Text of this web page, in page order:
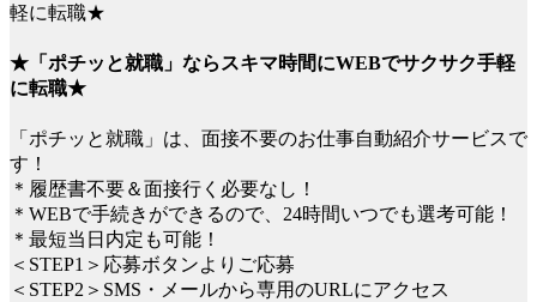
★「ポチッと就職」ならスキマ時間にWEBでサクサク手軽
に転職★
「ポチッと就職」は、面接不要のお仕事自動紹介サービスで
す！
＊履歴書不要＆面接行く必要なし！
＊WEBで手続きができるので、24時間いつでも選考可能！
＊最短当日内定も可能！
＜STEP1＞応募ボタンよりご応募
＜STEP2＞SMS・メールから専用のURLにアクセス